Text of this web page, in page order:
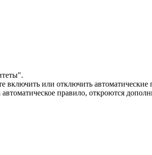
включить или отключить автоматические
правило, откроются